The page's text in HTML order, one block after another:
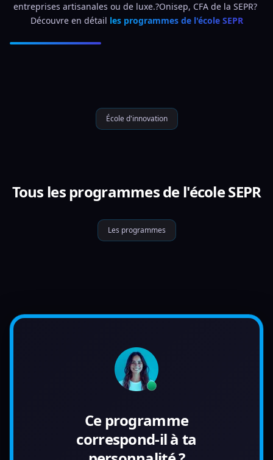
entreprises artisanales ou de luxe.?Onisep, CFA de la SEPR?
Découvre en détail les programmes de l'école SEPR
École d'innovation
Tous les programmes de l'école SEPR
Les programmes
Ce programme
correspond-il à ta